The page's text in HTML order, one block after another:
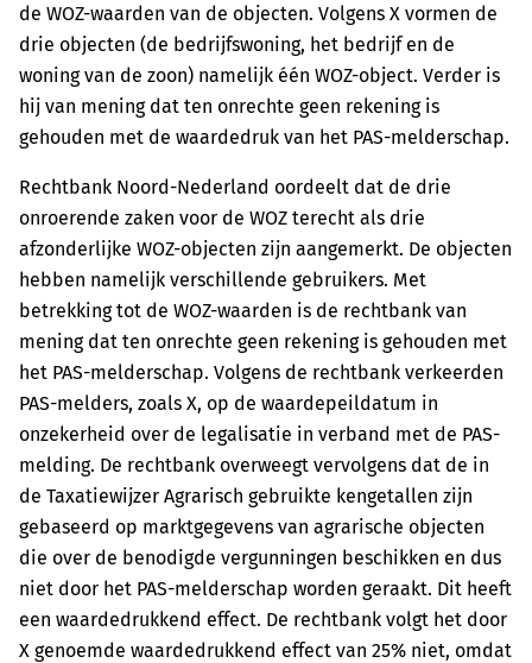
de WOZ-waarden van de objecten. Volgens X vormen de
drie objecten (de bedrijfswoning, het bedrijf en de
woning van de zoon) namelijk één WOZ-object. Verder is
hij van mening dat ten onrechte geen rekening is
gehouden met de waardedruk van het PAS-melderschap.
Rechtbank Noord-Nederland oordeelt dat de drie
onroerende zaken voor de WOZ terecht als drie
afzonderlijke WOZ-objecten zijn aangemerkt. De objecten
hebben namelijk verschillende gebruikers. Met
betrekking tot de WOZ-waarden is de rechtbank van
mening dat ten onrechte geen rekening is gehouden met
het PAS-melderschap. Volgens de rechtbank verkeerden
PAS-melders, zoals X, op de waardepeildatum in
onzekerheid over de legalisatie in verband met de PAS-
melding. De rechtbank overweegt vervolgens dat de in
de Taxatiewijzer Agrarisch gebruikte kengetallen zijn
gebaseerd op marktgegevens van agrarische objecten
die over de benodigde vergunningen beschikken en dus
niet door het PAS-melderschap worden geraakt. Dit heeft
een waardedrukkend effect. De rechtbank volgt het door
X genoemde waardedrukkend effect van 25% niet, omdat